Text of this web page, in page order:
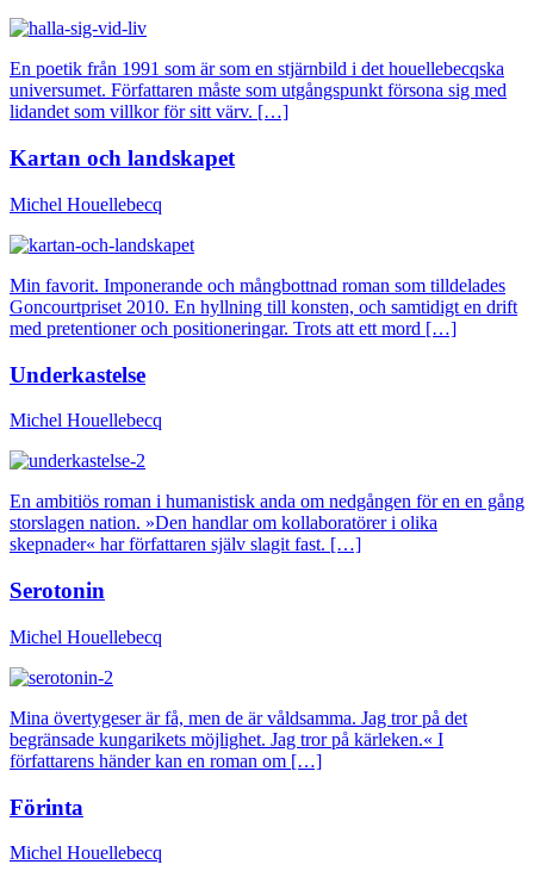
En poetik från 1991 som är som en stjärnbild i det houellebecqska
universumet. Författaren måste som utgångspunkt försona sig med
lidandet som villkor för sitt värv. […]
Kartan och landskapet
Michel Houellebecq
Min favorit. Imponerande och mångbottnad roman som tilldelades
Goncourtpriset 2010. En hyllning till konsten, och samtidigt en drift
med pretentioner och positioneringar. Trots att ett mord […]
Underkastelse
Michel Houellebecq
En ambitiös roman i humanistisk anda om nedgången för en en gång
storslagen nation. »Den handlar om kollaboratörer i olika
skepnader« har författaren själv slagit fast. […]
Serotonin
Michel Houellebecq
Mina övertygeser är få, men de är våldsamma. Jag tror på det
begränsade kungarikets möjlighet. Jag tror på kärleken.« I
författarens händer kan en roman om […]
Förinta
Michel Houellebecq